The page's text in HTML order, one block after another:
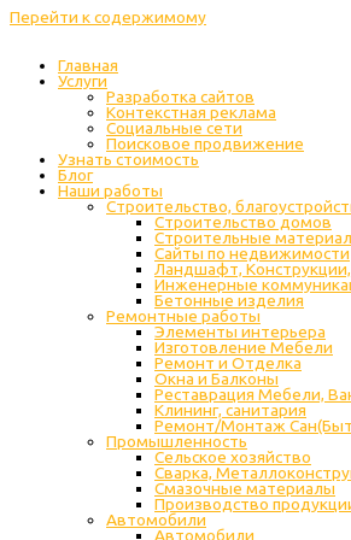
Перейти к содержимому
Главная
Услуги
Разработка сайтов
Контекстная реклама
Социальные сети
Поисковое продвижение
Узнать стоимость
Блог
Наши работы
Строительство,
Строительство домов
Строительные
Сайты по недвижимости
Ландшафт,
Инженерные
Бетонные изделия
Ремонтные работы
Элементы интерьера
Изготовление Мебели
Ремонт и Отделка
Окна и Балконы
Реставрация Мебели,
Клининг, санитария
Ремонт/Монтаж
Промышленность
Cельское хозяйство
Сварка,
Cмазочные материалы
Производство
Автомобили
Автомобили